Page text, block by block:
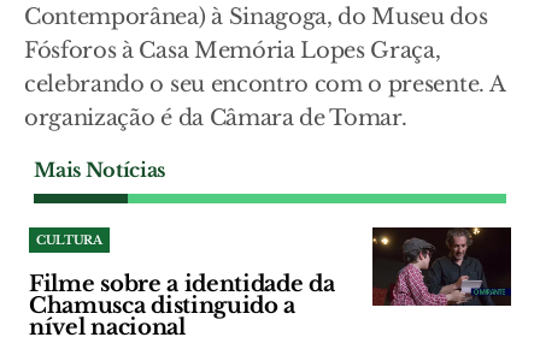
Contemporânea) à Sinagoga, do Museu dos
Fósforos à Casa Memória Lopes Graça,
celebrando o seu encontro com o presente. A
organização é da Câmara de Tomar.
Mais Notícias
CULTURA
Filme sobre a identidade da
Chamusca distinguido a
nível nacional